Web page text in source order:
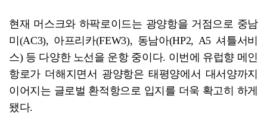
현재 머스크와 하팍로이드는 광양항을 거점으로 중남
미(AC3), 아프리카(FEW3), 동남아(HP2, A5 셔틀서비
스) 등 다양한 노선을 운항 중이다. 이번에 유럽향 메인
항로가 더해지면서 광양항은 태평양에서 대서양까지
이어지는 글로벌 환적항으로 입지를 더욱 확고히 하게
됐다.